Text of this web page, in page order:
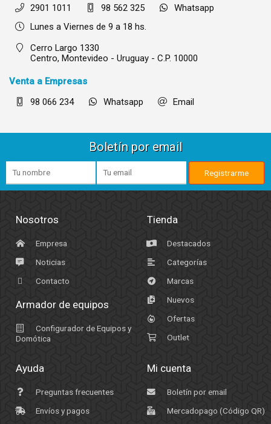
2901 1011
98 562 325
Whatsapp
Lunes a Viernes de 9 a 18 hs.
Cerro Largo 1330
Centro, Montevideo - Uruguay - C.P. 10000
Venta a Empresas
98 066 234
Whatsapp Email
Boletín por email
Nosotros
Empresa
Noticias
Contacto
Armador de equipos
Configurador de Equipos y
Domótica
Tienda
Destacados
Categorías
Marcas
Nuevos
Ofertas
Outlet
Ayuda
Preguntas frecuentes
Envíos y pagos
Mi cuenta
Boletín por email
Mercadopago (Código QR)